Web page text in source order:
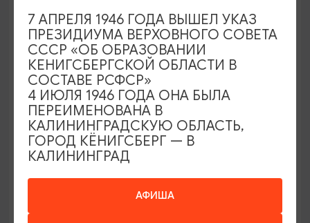
Открытие сезона 2026-2027 в
Калининградской областной
филармонии
06.09.2026 12:00
Калининград, Калининградская областная
филармония им. Е.Ф. Светланова
АФИША
7 АПРЕЛЯ 1946 ГОДА ВЫШЕЛ УКАЗ
ПРЕЗИДИУМА ВЕРХОВНОГО СОВЕТА
СССР «ОБ ОБРАЗОВАНИИ
КЕНИГСБЕРГСКОЙ ОБЛАСТИ В
СОСТАВЕ РСФСР»
4 ИЮЛЯ 1946 ГОДА ОНА БЫЛА
ПЕРЕИМЕНОВАНА В
КАЛИНИНГРАДСКУЮ ОБЛАСТЬ,
ГОРОД КЁНИГСБЕРГ — В
КАЛИНИНГРАД